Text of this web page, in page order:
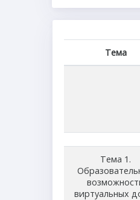
Тема
Тема 1.
виртуальных